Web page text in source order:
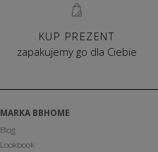
KUP PREZENT
zapakujemy go dla Ciebie
MARKA BBHOME
Blog
Lookbook